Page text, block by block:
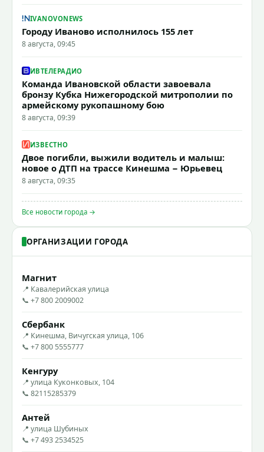
IVANOVONEWS
Городу Иваново исполнилось 155 лет
8 августа, 09:45
ИВТЕЛЕРАДИО
Команда Ивановской области завоевала
бронзу Кубка Нижегородской митрополии по
армейскому рукопашному бою
8 августа, 09:39
ИЗВЕСТНО
Двое погибли, выжили водитель и малыш:
новое о ДТП на трассе Кинешма − Юрьевец
8 августа, 09:35
Все новости города →
ОРГАНИЗАЦИИ ГОРОДА
Магнит
📍 Кавалерийская улица
📞 +7 800 2009002
Сбербанк
📍 Кинешма, Вичугская улица, 106
📞 +7 800 5555777
Кенгуру
📍 улица Куконковых, 104
📞 82115285379
Антей
📍 улица Шубиных
📞 +7 493 2534525